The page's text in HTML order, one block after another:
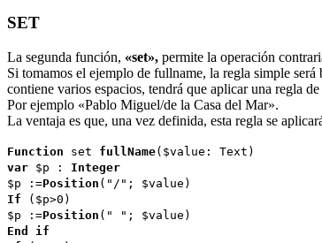
SET
La segunda función, «set», permite la operación
Si tomamos el ejemplo de fullname, la regla simple
contiene varios espacios, tendrá que aplicar una regla
Por ejemplo «Pablo Miguel/de la Casa del Mar».
La ventaja es que, una vez definida, esta regla se
Function set fullName( $value : Text )
var $p : Integer
$p :=Position ("/"; $value )
If ( $p>0)
$p :=Position (" "; $value )
End if